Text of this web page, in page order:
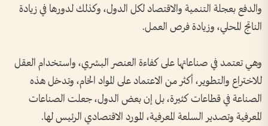
والدفع بعجلة التنمية والاقتصاد لكل الدول، وكذلك لدورها في زيادة
الناتج المحلي، وزيادة فرص العمل.
وهي تعتمد في صناعاتها على كفاءة العنصر البشري، واستخدام العقل
للاختراع والتطوير، أكثر من الاعتماد على المواد الخام، وتدخل هذه
الصناعة في قطاعات كثيرة، بل إن بعض الدول، جعلت الصناعات
المعرفية وتصدير السلعة المعرفية، المورد الاقتصادي الرئيس لها.